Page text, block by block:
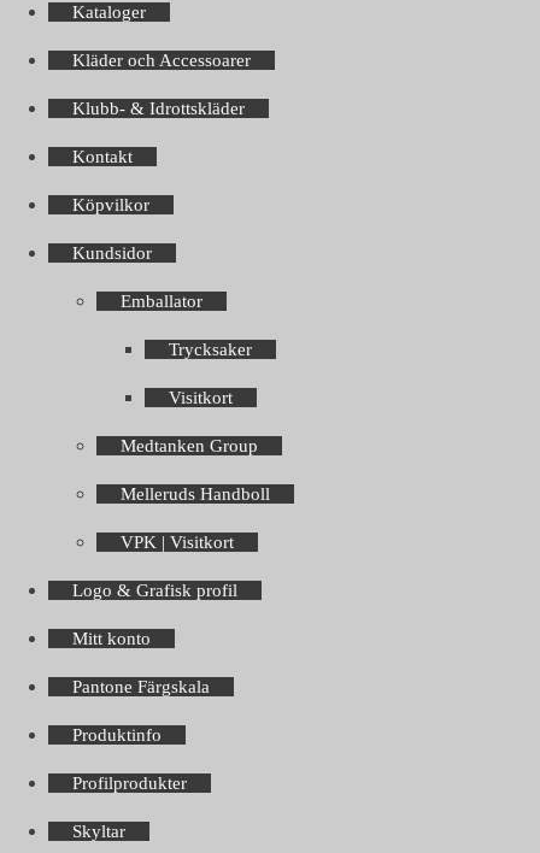
Kataloger
Kläder och Accessoarer
Klubb- & Idrottskläder
Kontakt
Köpvilkor
Kundsidor
Emballator
Trycksaker
Visitkort
Medtanken Group
Melleruds Handboll
VPK | Visitkort
Logo & Grafisk profil
Mitt konto
Pantone Färgskala
Produktinfo
Profilprodukter
Skyltar